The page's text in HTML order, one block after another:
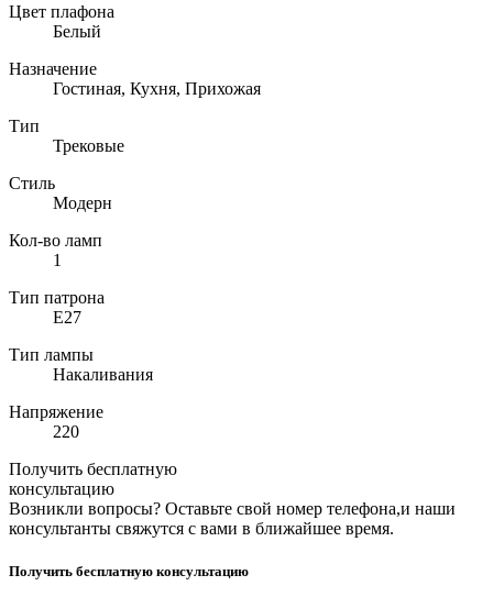
Цвет плафона
Белый
Назначение
Гостиная, Кухня, Прихожая
Тип
Трековые
Стиль
Модерн
Кол-во ламп
1
Тип патрона
E27
Тип лампы
Накаливания
Напряжение
220
Получить бесплатную
консультацию
Возникли вопросы? Оставьте свой номер телефона,и наши
консультанты свяжутся с вами в ближайшее время.
Получить бесплатную консультацию